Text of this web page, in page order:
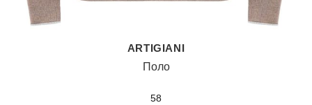
ARTIGIANI
Поло
58